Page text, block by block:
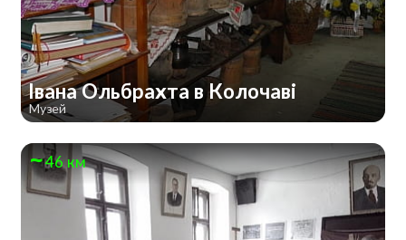
Івана Ольбрахта в Колочаві
Музей
46 км